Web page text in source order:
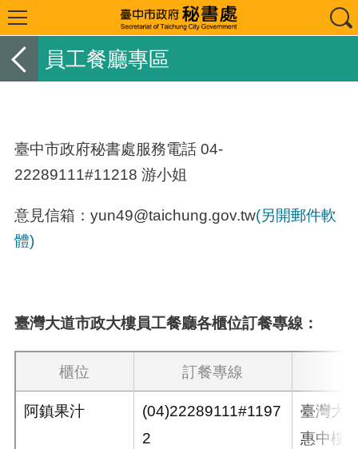
員工餐廳專區
臺中市政府秘書處服務電話 04-
22289111#11218 游小姐
意見信箱：yun49@taichung.gov.tw(另開郵件軟
體)
臺灣大道市政大樓員工餐廳各櫃位訂餐專線：
櫃位 訂餐專線
阿鎮果汁
(04)22289111#1197
2
臺灣大
惠中樓